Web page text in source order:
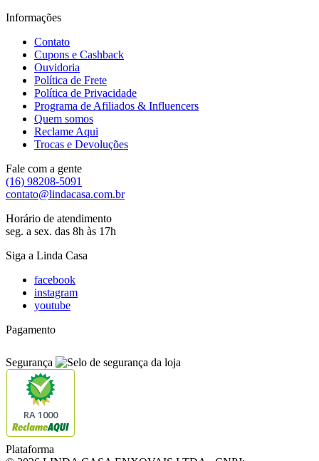
Informações
Contato
Cupons e Cashback
Ouvidoria
Política de Frete
Política de Privacidade
Programa de Afiliados & Influencers
Quem somos
Reclame Aqui
Trocas e Devoluções
Fale com a gente
(16) 98208-5091
contato@lindacasa.com.br
Horário de atendimento
seg. a sex. das 8h às 17h
Siga a Linda Casa
facebook
instagram
youtube
Pagamento
Segurança
RA 1000
Plataforma